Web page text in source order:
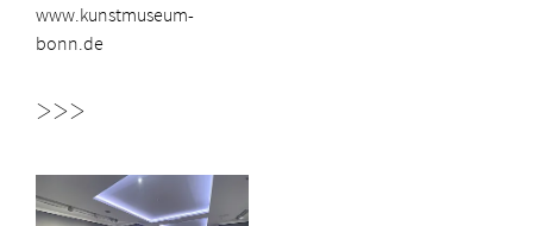
www.kunstmuseum-
bonn.de
>>>